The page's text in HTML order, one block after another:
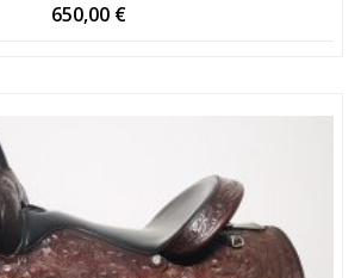
650,00 €